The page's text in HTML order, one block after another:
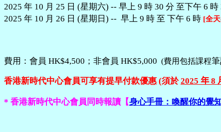
2025 年 10 月 25 日 (星期六) -- 早上 9 時 30 分 至下午 6 時
2025 年 10 月 26 日 (星期日) -- 早上 9 時 至 下午 6 時 [全
費用： 會員 HK$4,500 ；非會員 HK$5,000 (費用包括課程
香港新時代中心會員可享有提早付款優惠 (須於 2025 年8
* 香港新時代中心會員同時報讀【身心手冊：喚醒你的覺